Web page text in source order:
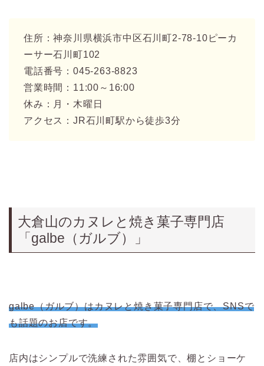
住所：神奈川県横浜市中区石川町2-78-10ピーカ
ーサー石川町102
電話番号：045-263-8823
営業時間：11:00～16:00
休み：月・木曜日
アクセス：JR石川町駅から徒歩3分
大倉山のカヌレと焼き菓子専門店
「galbe（ガルブ）」
galbe（ガルブ）はカヌレと焼き菓子専門店で、SNSで
も話題のお店です。
店内はシンプルで洗練された雰囲気で、棚とショーケ